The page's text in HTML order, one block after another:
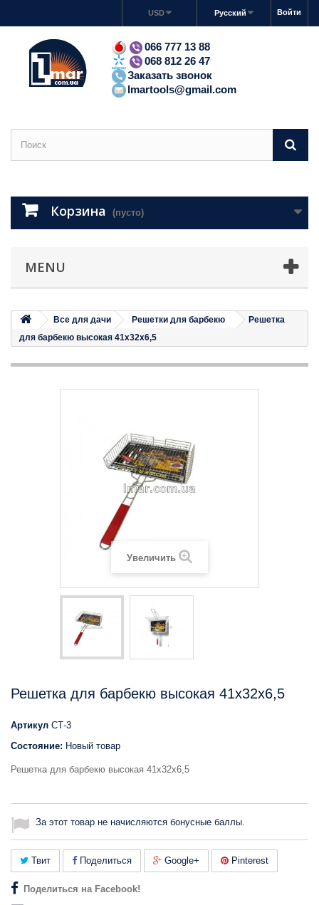
Войти
Русский
USD
066 777 13 88
068 812 26 47
Заказать звонок
lmartools@gmail.com
Корзина (пусто)
MENU
Все для дачи Решетки для барбекю
Решетка
для барбекю высокая 41x32x6,5
Увеличить
Решетка для барбекю высокая 41x32x6,5
Артикул СТ-3
Состояние: Новый товар
Решетка для барбекю высокая 41x32x6,5
За этот товар не начисляются бонусные баллы.
Твит Поделиться Google+ Pinterest
Поделиться на Facebook!